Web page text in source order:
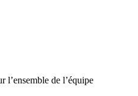
l’ensemble de l’équipe